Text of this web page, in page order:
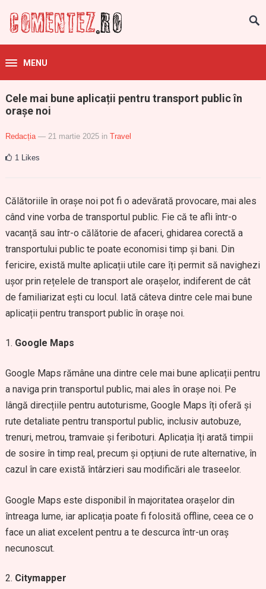
MENU
Cele mai bune aplicații pentru transport public în
orașe noi
Redacția — 21 martie 2025 in Travel
1 Likes
Călătoriile în orașe noi pot fi o adevărată provocare, mai ales
când vine vorba de transportul public. Fie că te afli într-o
vacanță sau într-o călătorie de afaceri, ghidarea corectă a
transportului public te poate economisi timp și bani. Din
fericire, există multe aplicații utile care îți permit să navighezi
ușor prin rețelele de transport ale orașelor, indiferent de cât
de familiarizat ești cu locul. Iată câteva dintre cele mai bune
aplicații pentru transport public în orașe noi.
Google Maps
Google Maps rămâne una dintre cele mai bune aplicații pentru
a naviga prin transportul public, mai ales în orașe noi. Pe
lângă direcțiile pentru autoturisme, Google Maps îți oferă și
rute detaliate pentru transportul public, inclusiv autobuze,
trenuri, metrou, tramvaie și feriboturi. Aplicația îți arată timpii
de sosire în timp real, precum și opțiuni de rute alternative, în
cazul în care există întârzieri sau modificări ale traseelor.
Google Maps este disponibil în majoritatea orașelor din
întreaga lume, iar aplicația poate fi folosită offline, ceea ce o
face un aliat excelent pentru a te descurca într-un oraș
necunoscut.
Citymapper